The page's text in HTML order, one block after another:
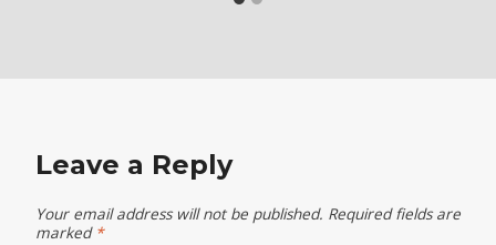
Leave a Reply
Your email address will not be published. Required fields are
marked *